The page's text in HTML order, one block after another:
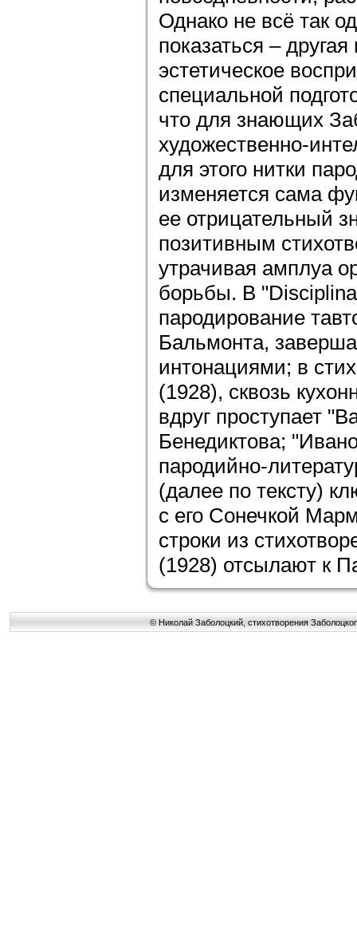
Однако не всё так
показаться –
эстетическое
специальной
что для знающих
художественно-
для этого нитки
изменяется сама
ее отрицательный
позитивным
утрачивая амплуа
борьбы. В
пародирование
Бальмонта,
интонациями; в
(1928), сквозь
вдруг проступает
Бенедиктова;
пародийно-
(далее по тексту)
с его Сонечкой
строки из
(1928) отсылают к
© Николай Заболоцкий, стихотворения